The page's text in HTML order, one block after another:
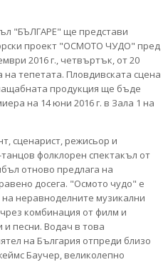
"БЪЛГАРЕ" ще представи
проект "ОСМОТО ЧУДО" пред
2016 г., четвъртък, от 20
тепетата. Пловдивската сцена
продукция ще бъде
на 14 юни 2016 г. в Зала 1 на
сценарист, режисьор и
фолклорен спектакъл от
отново предлага на
досега. "Осмото чудо" е
неравноделните музикални
комбинация от филм и
песни. Водач в това
на България отпреди близо
Баучер, великолепно